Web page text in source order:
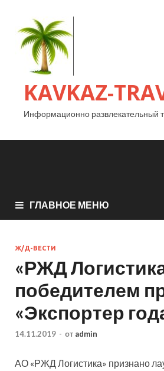
KAVKAZ-
Информационно развлекательный
ГЛАВНОЕ МЕНЮ
Ж/Д-ВЕСТИ
«РЖД
победителем
«Экспортер
14.11.2019 - от admin
АО «РЖД Логистика» признано